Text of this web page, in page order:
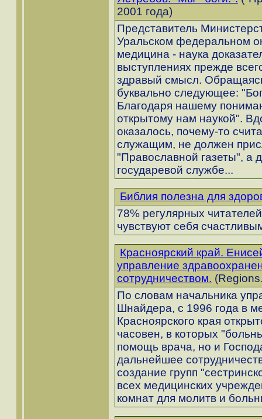
2001 года)
Представитель
Уральском федеральном
медицина - наука
выступлениях прежде
здравый смысл.
буквально следующее:
Благодаря нашему
открытому нам наукой".
оказалось, почему-то
служащим, не должен
"Православной газеты", а
государевой службе...
Библия полезна для
78% регулярных
чувствуют себя
Красноярский край.
управление
сотрудничеством.
По словам начальника
Шнайдера, с 1996 года в
Красноярского края
часовен, в которых
помощь врача, но и
дальнейшее
создание групп
всех медицинских
комнат для молитв и